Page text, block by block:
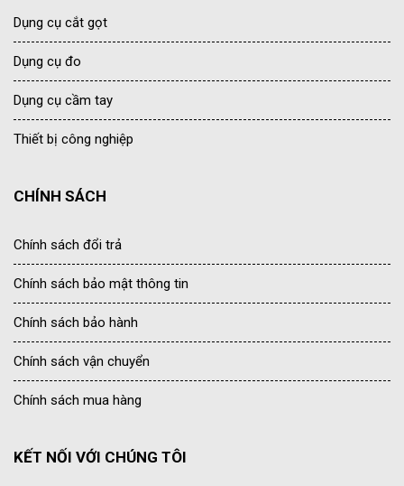
Dụng cụ cắt gọt
Dụng cụ đo
Dụng cụ cầm tay
Thiết bị công nghiệp
CHÍNH SÁCH
Chính sách đổi trả
Chính sách bảo mật thông tin
Chính sách bảo hành
Chính sách vận chuyển
Chính sách mua hàng
KẾT NỐI VỚI CHÚNG TÔI